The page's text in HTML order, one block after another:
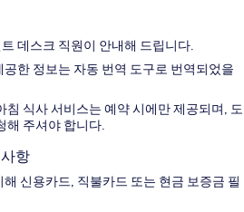
데스크 직원이 안내해 드립니다.
공한 정보는 자동 번역 도구로 번역되었을
침 식사 서비스는 예약 시에만 제공되며, 도
해 주셔야 합니다.
항
신용카드, 직불카드 또는 현금 보증금 필